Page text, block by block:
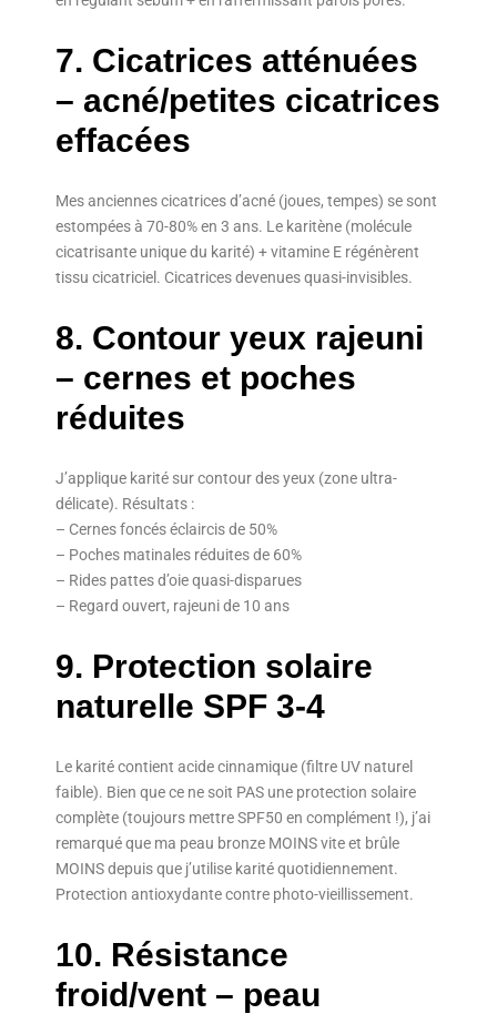
7. Cicatrices atténuées
– acné/petites cicatrices
effacées
Mes anciennes cicatrices d’acné (joues, tempes) se sont
estompées à 70-80% en 3 ans. Le karitène (molécule
cicatrisante unique du karité) + vitamine E régénèrent
tissu cicatriciel. Cicatrices devenues quasi-invisibles.
8. Contour yeux rajeuni
– cernes et poches
réduites
J’applique karité sur contour des yeux (zone ultra-
délicate). Résultats :
– Cernes foncés éclaircis de 50%
– Poches matinales réduites de 60%
– Rides pattes d’oie quasi-disparues
– Regard ouvert, rajeuni de 10 ans
9. Protection solaire
naturelle SPF 3-4
Le karité contient acide cinnamique (filtre UV naturel
faible). Bien que ce ne soit PAS une protection solaire
complète (toujours mettre SPF50 en complément !), j’ai
remarqué que ma peau bronze MOINS vite et brûle
MOINS depuis que j’utilise karité quotidiennement.
Protection antioxydante contre photo-vieillissement.
10. Résistance
froid/vent – peau